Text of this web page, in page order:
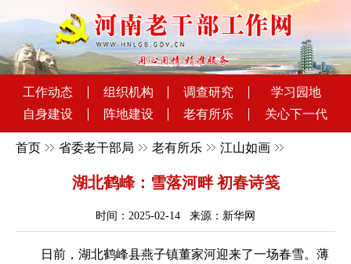
工作动态 组织机构 调查研究
学习园地
自身建设
阵地建设 老有所乐 关心下一代
首页 省委老干部局 老有所乐 江山如画
湖北鹤峰：雪落河畔 初春诗笺
时间：2025-02-14 来源：新华网
日前，湖北鹤峰县燕子镇董家河迎来了一场春雪。薄